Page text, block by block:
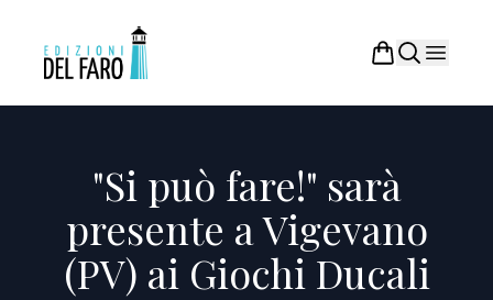
"Si può fare!" sarà
presente a Vigevano
(PV) ai Giochi Ducali